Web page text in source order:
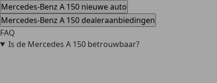
Mercedes-Benz A 150 nieuwe auto
Mercedes-Benz A 150 dealeraanbiedingen
FAQ
Is de Mercedes A 150 betrouwbaar?